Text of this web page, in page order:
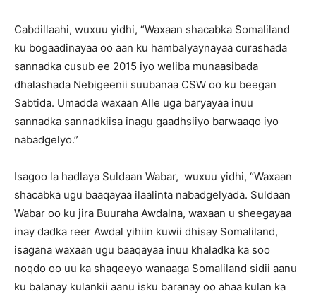
Cabdillaahi, wuxuu yidhi, “Waxaan shacabka Somaliland
ku bogaadinayaa oo aan ku hambalyaynayaa curashada
sannadka cusub ee 2015 iyo weliba munaasibada
dhalashada Nebigeenii suubanaa CSW oo ku beegan
Sabtida. Umadda waxaan Alle uga baryayaa inuu
sannadka sannadkiisa inagu gaadhsiiyo barwaaqo iyo
nabadgelyo.”
Isagoo la hadlaya Suldaan Wabar, wuxuu yidhi, “Waxaan
shacabka ugu baaqayaa ilaalinta nabadgelyada. Suldaan
Wabar oo ku jira Buuraha Awdalna, waxaan u sheegayaa
inay dadka reer Awdal yihiin kuwii dhisay Somaliland,
isagana waxaan ugu baaqayaa inuu khaladka ka soo
noqdo oo uu ka shaqeeyo wanaaga Somaliland sidii aanu
ku balanay kulankii aanu isku baranay oo ahaa kulan ka